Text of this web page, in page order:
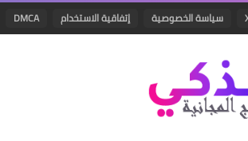
سياسة الخصوصية إتفاقية الاستخدام DMCA